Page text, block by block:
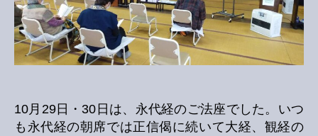
10月29日・30日は、永代経のご法座でした。いつ
も永代経の朝席では正信偈に続いて大経、観経の